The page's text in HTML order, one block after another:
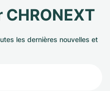
les dernières nouvelles et